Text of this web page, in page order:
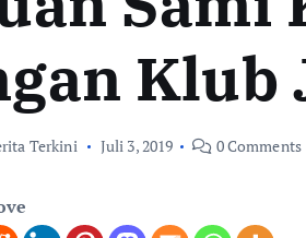
Klub
Terkini Juli 3, 2019 0 Comments